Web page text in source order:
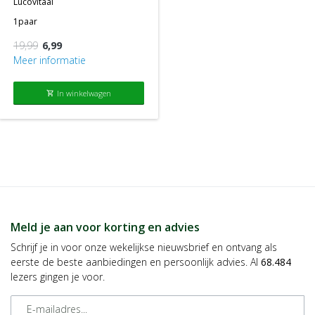
1paar
19,99 6,99
Meer informatie
shopping_cart In winkelwagen
Meld je aan voor korting en advies
Schrijf je in voor onze wekelijkse nieuwsbrief en ontvang als
eerste de beste aanbiedingen en persoonlijk advies. Al 68.484
lezers gingen je voor.
E-mailadres